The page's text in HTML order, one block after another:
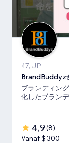
47, JP
BrandBuddyz
ブランディン
化したブラン
4,9 (8)
Vanaf $ 300